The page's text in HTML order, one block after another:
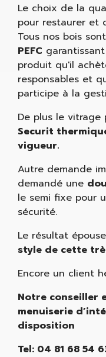
Le choix de la
pour restaurer et
Tous nos bois
PEFC
produit qu'il
responsables et
participe à la
De plus le vitrage
Securit
vigueur.
Autre demande
demandé une
le semi fixe pour
sécurité.
Le résultat
style de cette
Encore un client
Notre conseiller
menuiserie
disposition
Tel: 04 81 68 54